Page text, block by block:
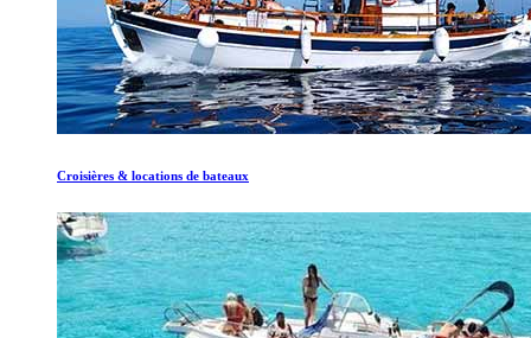
Croisières & locations de bateaux